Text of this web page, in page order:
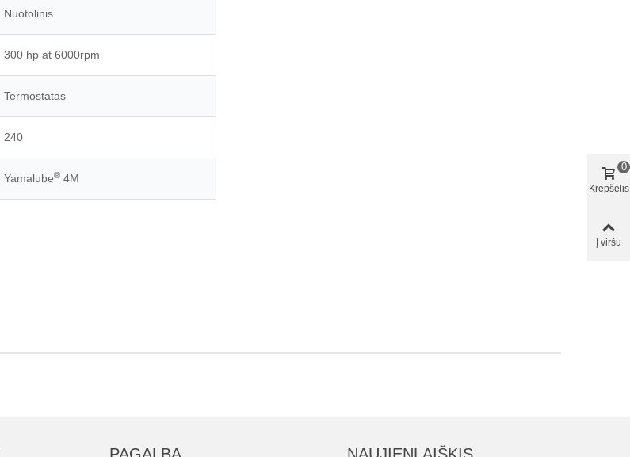
Nuotolinis
300 hp at 6000rpm
Termostatas
240
Yamalube® 4M
Krepšelis
0
Į viršu